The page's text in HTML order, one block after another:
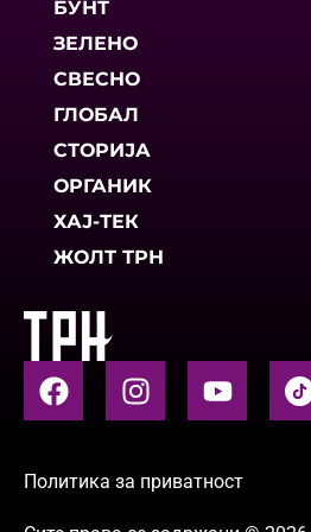
БУНТ
ЗЕЛЕНО
СВЕСНО
ГЛОБАЛ
СТОРИЈА
ОРГАНИК
ХАЈ-ТЕК
ЖОЛТ ТРН
Политика за приватност